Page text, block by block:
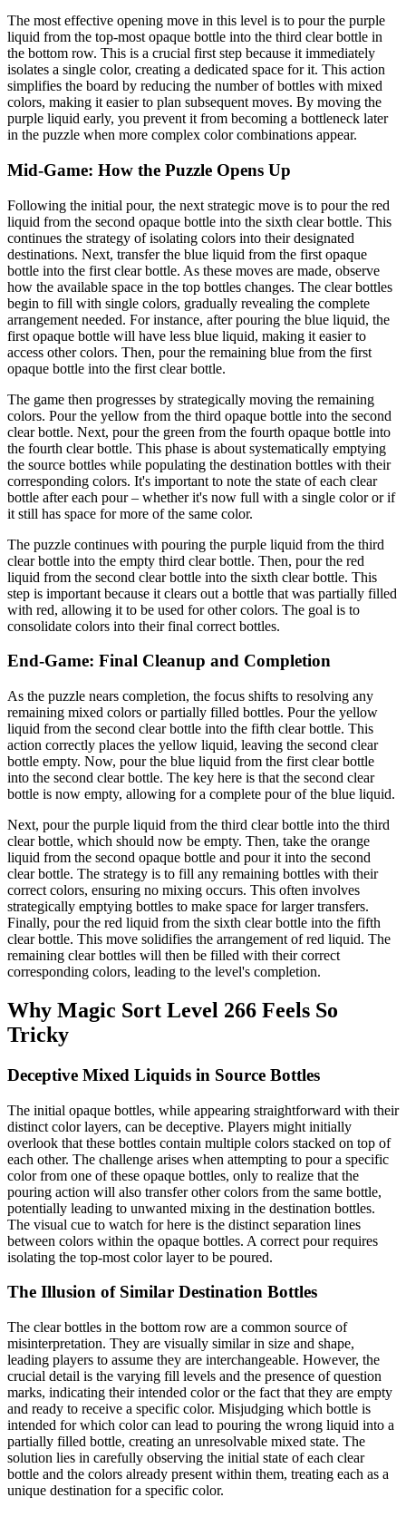
The most effective opening move in this level is to pour the purple
liquid from the top-most opaque bottle into the third clear bottle in
the bottom row. This is a crucial first step because it immediately
isolates a single color, creating a dedicated space for it. This action
simplifies the board by reducing the number of bottles with mixed
colors, making it easier to plan subsequent moves. By moving the
purple liquid early, you prevent it from becoming a bottleneck later
in the puzzle when more complex color combinations appear.
Mid-Game: How the Puzzle Opens Up
Following the initial pour, the next strategic move is to pour the red
liquid from the second opaque bottle into the sixth clear bottle. This
continues the strategy of isolating colors into their designated
destinations. Next, transfer the blue liquid from the first opaque
bottle into the first clear bottle. As these moves are made, observe
how the available space in the top bottles changes. The clear bottles
begin to fill with single colors, gradually revealing the complete
arrangement needed. For instance, after pouring the blue liquid, the
first opaque bottle will have less blue liquid, making it easier to
access other colors. Then, pour the remaining blue from the first
opaque bottle into the first clear bottle.
The game then progresses by strategically moving the remaining
colors. Pour the yellow from the third opaque bottle into the second
clear bottle. Next, pour the green from the fourth opaque bottle into
the fourth clear bottle. This phase is about systematically emptying
the source bottles while populating the destination bottles with their
corresponding colors. It's important to note the state of each clear
bottle after each pour – whether it's now full with a single color or if
it still has space for more of the same color.
The puzzle continues with pouring the purple liquid from the third
clear bottle into the empty third clear bottle. Then, pour the red
liquid from the second clear bottle into the sixth clear bottle. This
step is important because it clears out a bottle that was partially filled
with red, allowing it to be used for other colors. The goal is to
consolidate colors into their final correct bottles.
End-Game: Final Cleanup and Completion
As the puzzle nears completion, the focus shifts to resolving any
remaining mixed colors or partially filled bottles. Pour the yellow
liquid from the second clear bottle into the fifth clear bottle. This
action correctly places the yellow liquid, leaving the second clear
bottle empty. Now, pour the blue liquid from the first clear bottle
into the second clear bottle. The key here is that the second clear
bottle is now empty, allowing for a complete pour of the blue liquid.
Next, pour the purple liquid from the third clear bottle into the third
clear bottle, which should now be empty. Then, take the orange
liquid from the second opaque bottle and pour it into the second
clear bottle. The strategy is to fill any remaining bottles with their
correct colors, ensuring no mixing occurs. This often involves
strategically emptying bottles to make space for larger transfers.
Finally, pour the red liquid from the sixth clear bottle into the fifth
clear bottle. This move solidifies the arrangement of red liquid. The
remaining clear bottles will then be filled with their correct
corresponding colors, leading to the level's completion.
Why Magic Sort Level 266 Feels So
Tricky
Deceptive Mixed Liquids in Source Bottles
The initial opaque bottles, while appearing straightforward with their
distinct color layers, can be deceptive. Players might initially
overlook that these bottles contain multiple colors stacked on top of
each other. The challenge arises when attempting to pour a specific
color from one of these opaque bottles, only to realize that the
pouring action will also transfer other colors from the same bottle,
potentially leading to unwanted mixing in the destination bottles.
The visual cue to watch for here is the distinct separation lines
between colors within the opaque bottles. A correct pour requires
isolating the top-most color layer to be poured.
The Illusion of Similar Destination Bottles
The clear bottles in the bottom row are a common source of
misinterpretation. They are visually similar in size and shape,
leading players to assume they are interchangeable. However, the
crucial detail is the varying fill levels and the presence of question
marks, indicating their intended color or the fact that they are empty
and ready to receive a specific color. Misjudging which bottle is
intended for which color can lead to pouring the wrong liquid into a
partially filled bottle, creating an unresolvable mixed state. The
solution lies in carefully observing the initial state of each clear
bottle and the colors already present within them, treating each as a
unique destination for a specific color.